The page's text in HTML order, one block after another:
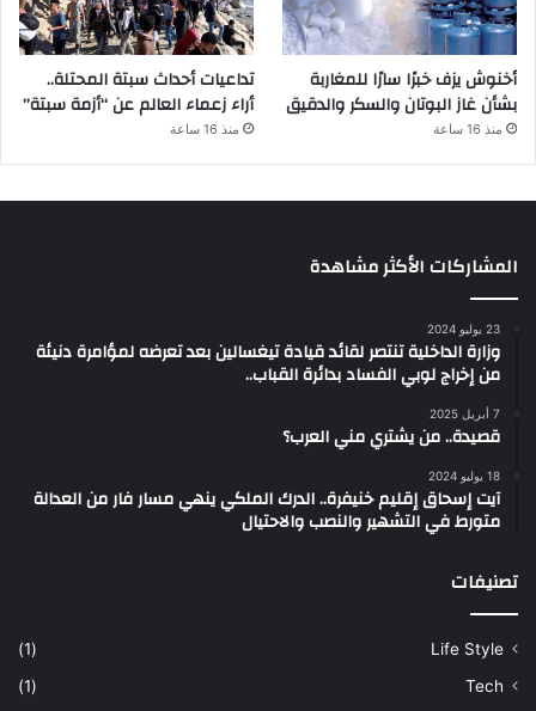
أخنوش يزف خبرًا سارًا للمغاربة
بشأن غاز البوتان والسكر والدقيق
منذ 16 ساعة
تداعيات أحداث سبتة المحتلة..
أراء زعماء العالم عن “أزمة سبتة”
منذ 16 ساعة
المشاركات الأكثر مشاهدة
23 يوليو 2024
وزارة الداخلية تنتصر لقائد قيادة تيغسالين بعد تعرضه لمؤامرة دنيئة
من إخراج لوبي الفساد بدائرة القباب..
7 أبريل 2025
قصيدة.. من يشتري مني العرب؟
18 يوليو 2024
آيت إسحاق إقليم خنيفرة.. الدرك الملكي ينهي مسار فار من العدالة
متورط في التشهير والنصب والاحتيال
تصنيفات
Life Style
(1)
Tech
(1)